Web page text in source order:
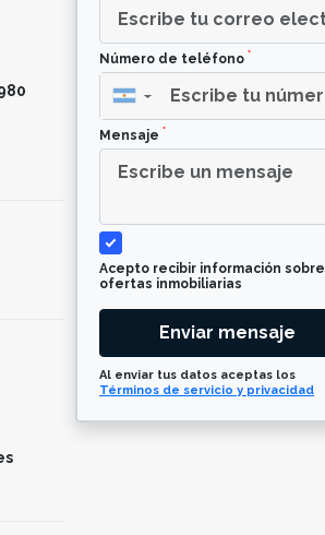
Número de teléfono *
▼
Mensaje *
Acepto recibir información sobre
ofertas inmobiliarias
Enviar mensaje
Al enviar tus datos aceptas los
Términos de servicio y privacidad